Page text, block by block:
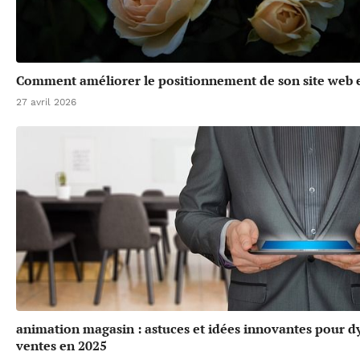
Comment améliorer le positionnement de son site web
27 avril 2026
animation magasin : astuces et idées innovantes pour
ventes en 2025